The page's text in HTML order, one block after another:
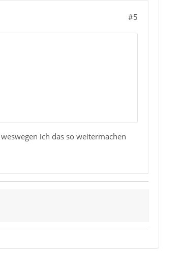
#5
ich das so weitermachen